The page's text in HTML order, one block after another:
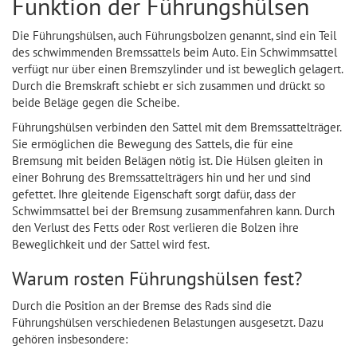
Die Führungshülsen, auch Führungsbolzen genannt, sind ein Teil
des schwimmenden Bremssattels beim Auto. Ein Schwimmsattel
verfügt nur über einen Bremszylinder und ist beweglich gelagert.
Durch die Bremskraft schiebt er sich zusammen und drückt so
beide Beläge gegen die Scheibe.
Führungshülsen verbinden den Sattel mit dem Bremssattelträger.
Sie ermöglichen die Bewegung des Sattels, die für eine
Bremsung mit beiden Belägen nötig ist. Die Hülsen gleiten in
einer Bohrung des Bremssattelträgers hin und her und sind
gefettet. Ihre gleitende Eigenschaft sorgt dafür, dass der
Schwimmsattel bei der Bremsung zusammenfahren kann. Durch
den Verlust des Fetts oder Rost verlieren die Bolzen ihre
Beweglichkeit und der Sattel wird fest.
Warum rosten Führungshülsen fest?
Durch die Position an der Bremse des Rads sind die
Führungshülsen verschiedenen Belastungen ausgesetzt. Dazu
gehören insbesondere: